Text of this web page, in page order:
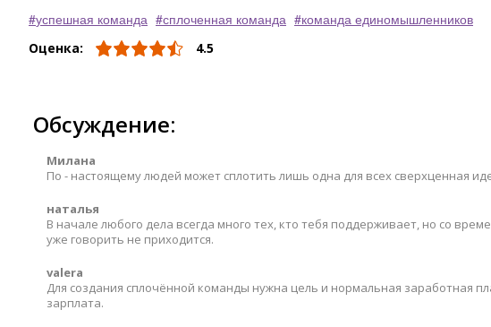
успешная команда
сплоченная команда команда единомышленников
Оценка: 4.5
Обсуждение:
Милана
По - настоящему людей может сплотить лишь одна для всех сверхценная
наталья
В начале любого дела всегда много тех, кто тебя поддерживает, но со
уже говорить не приходится.
valera
Для создания сплочённой команды нужна цель и нормальная заработная
зарплата.